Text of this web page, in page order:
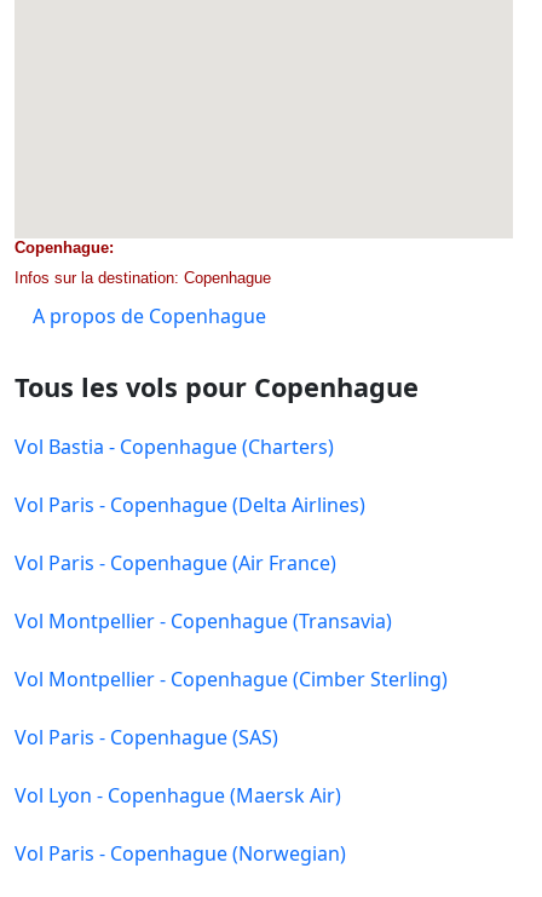
Copenhague:
Infos sur la destination: Copenhague
A propos de Copenhague
Tous les vols pour Copenhague
Vol Bastia - Copenhague (Charters)
Vol Paris - Copenhague (Delta Airlines)
Vol Paris - Copenhague (Air France)
Vol Montpellier - Copenhague (Transavia)
Vol Montpellier - Copenhague (Cimber Sterling)
Vol Paris - Copenhague (SAS)
Vol Lyon - Copenhague (Maersk Air)
Vol Paris - Copenhague (Norwegian)